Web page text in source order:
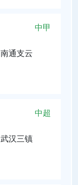
中甲
南通支云
中超
武汉三镇